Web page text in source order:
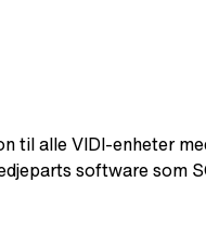
til alle VIDI-enheter
software som